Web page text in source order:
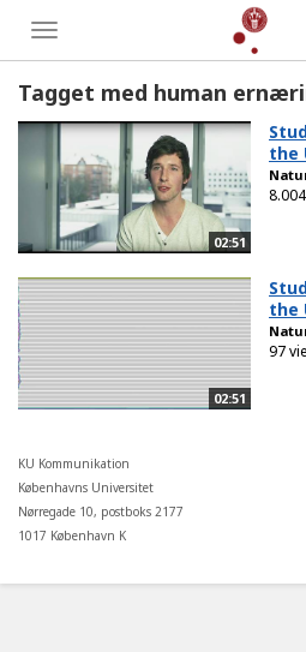
Toggle
menu
Tagget med human
02:51
the
02:51
the
97
KU Kommunikation
Københavns Universitet
Nørregade 10, postboks 2177
1017 København K